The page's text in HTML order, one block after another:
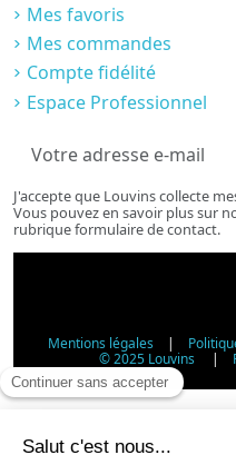
Mes favoris
Mes commandes
Compte fidélité
Espace Professionnel
J'accepte que Louvins collecte
Vous pouvez en savoir plus sur
rubrique formulaire de contact.
Mentions légales |
© 2025 Louvins |
Vérification d'âge -